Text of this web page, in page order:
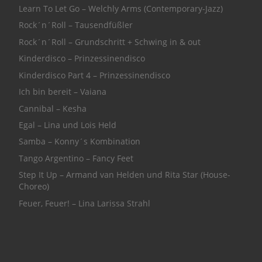
Learn To Let Go – Welchly Arms (Contemporary-Jazz)
Rock´n´Roll – Tausendfüßler
Rock´n´Roll – Grundschritt + Schwing in & out
Kinderdisco – Prinzessinendisco
Kinderdisco Part 4 – Prinzessinendisco
Ich bin bereit – Vaiana
Cannibal – Kesha
Egal – Lina und Lois Held
Samba – Konny´s Kombination
Tango Argentino – Fancy Feet
Step It Up – Armand van Helden und Rita Star (House-
Choreo)
Feuer, Feuer! – Lina Larissa Strahl